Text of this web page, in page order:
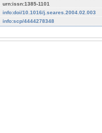
urn:issn:1385-1101
info:doi/10.1016/j.seares.2004.02.003
info:scp/4444278348